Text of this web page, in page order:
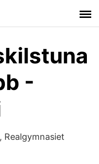
-
Realgymnasiet